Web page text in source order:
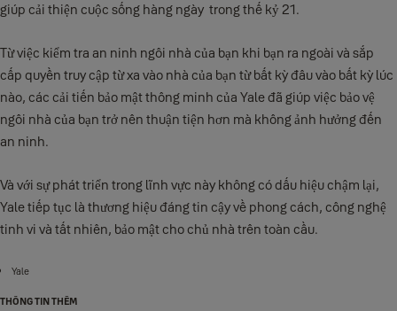
giúp cải thiện cuộc sống hàng ngày trong thế kỷ 21.
Từ việc kiểm tra an ninh ngôi nhà của bạn khi bạn ra ngoài và sắp
cấp quyền truy cập từ xa vào nhà của bạn từ bất kỳ đâu vào bất kỳ lúc
nào, các cải tiến bảo mật thông minh của Yale đã giúp việc bảo vệ
ngôi nhà của bạn trở nên thuận tiện hơn mà không ảnh hưởng đến
an ninh.
Và với sự phát triển trong lĩnh vực này không có dấu hiệu chậm lại,
Yale tiếp tục là thương hiệu đáng tin cậy về phong cách, công nghệ
tinh vi và tất nhiên, bảo mật cho chủ nhà trên toàn cầu.
Yale
THÔNG TIN THÊM